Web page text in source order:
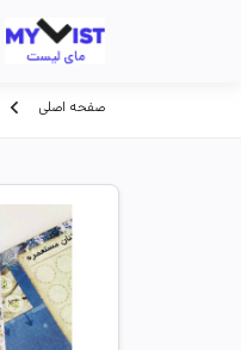
صفحه اصلی